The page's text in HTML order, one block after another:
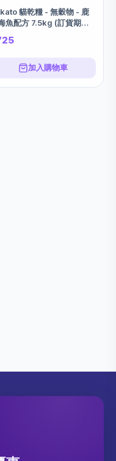
貓乾糧 - 無穀物 - 鹿
魚配方 7.5kg (訂貨期大
14個工作日)
加入購物車